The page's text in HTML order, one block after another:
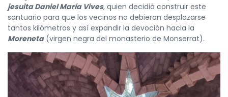
jesuita Daniel María Vives, quien decidió construir este
santuario para que los vecinos no debieran desplazarse
tantos kilómetros y así expandir la devoción hacia la
Moreneta(virgen negra del monasterio de Monserrat).